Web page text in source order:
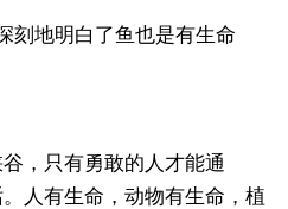
地明白了鱼也是有生命
，只有勇敢的人才能通
人有生命，动物有生命，植